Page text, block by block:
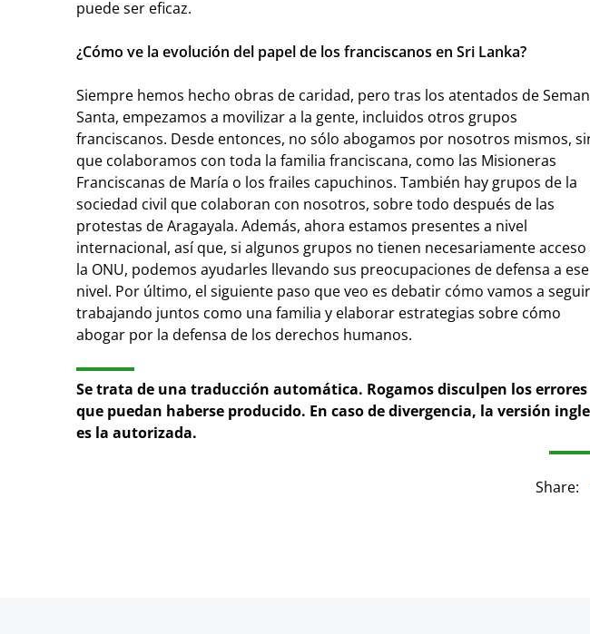
puede ser eficaz.
¿Cómo ve la evolución del papel de los franciscanos en Sri Lanka?
Siempre hemos hecho obras de caridad, pero tras los atentados de
Santa, empezamos a movilizar a la gente, incluidos otros grupos
franciscanos. Desde entonces, no sólo abogamos por nosotros mismos,
que colaboramos con toda la familia franciscana, como las Misioneras
Franciscanas de María o los frailes capuchinos. También hay grupos de la
sociedad civil que colaboran con nosotros, sobre todo después de las
protestas de Aragayala. Además, ahora estamos presentes a nivel
internacional, así que, si algunos grupos no tienen necesariamente acceso
la ONU, podemos ayudarles llevando sus preocupaciones de defensa a ese
nivel. Por último, el siguiente paso que veo es debatir cómo vamos a seguir
trabajando juntos como una familia y elaborar estrategias sobre cómo
abogar por la defensa de los derechos humanos.
Se trata de una traducción automática. Rogamos disculpen los errores
que puedan haberse producido. En caso de divergencia, la versión
es la autorizada.
Share: